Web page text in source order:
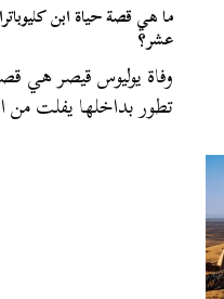
ما هي قصة حياة ابن
عشر؟
وفاة يوليوس قيصر هي
تطور بداخلها يفلت من